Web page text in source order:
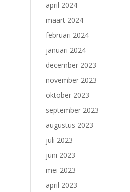
april 2024
maart 2024
februari 2024
januari 2024
december 2023
november 2023
oktober 2023
september 2023
augustus 2023
juli 2023
juni 2023
mei 2023
april 2023